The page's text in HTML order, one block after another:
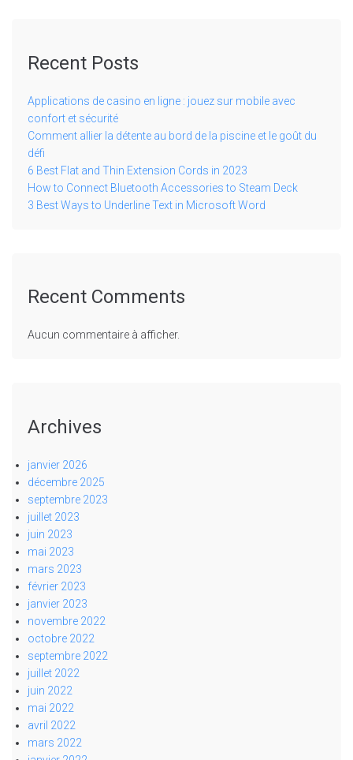
Recent Posts
Applications de casino en ligne : jouez sur mobile avec
confort et sécurité
Comment allier la détente au bord de la piscine et le goût du
défi
6 Best Flat and Thin Extension Cords in 2023
How to Connect Bluetooth Accessories to Steam Deck
3 Best Ways to Underline Text in Microsoft Word
Recent Comments
Aucun commentaire à afficher.
Archives
janvier 2026
décembre 2025
septembre 2023
juillet 2023
juin 2023
mai 2023
mars 2023
février 2023
janvier 2023
novembre 2022
octobre 2022
septembre 2022
juillet 2022
juin 2022
mai 2022
avril 2022
mars 2022